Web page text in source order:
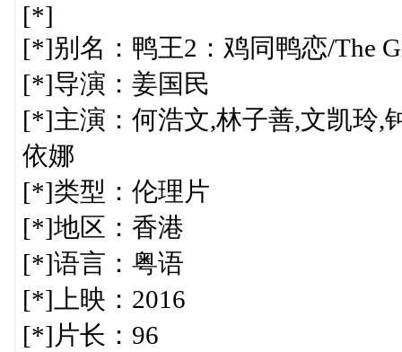
[*]
[*]别名：鸭王2：鸡同鸭恋/The
[*]导演：姜国民
[*]主演：何浩文,林子善,文凯玲,
依娜
[*]类型：伦理片
[*]地区：香港
[*]语言：粤语
[*]上映：2016
[*]片长：96